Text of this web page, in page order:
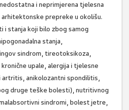
i neprimjerena tjelesna
prepreke u okolišu.
i stanja koji bilo zbog samog
stanja,
sindrom, tireotoksikoza,
upale, alergija i tjelesne
anikolozantni spondilitis,
druge teške bolesti), nutritivnog
sindromi, bolest jetre,